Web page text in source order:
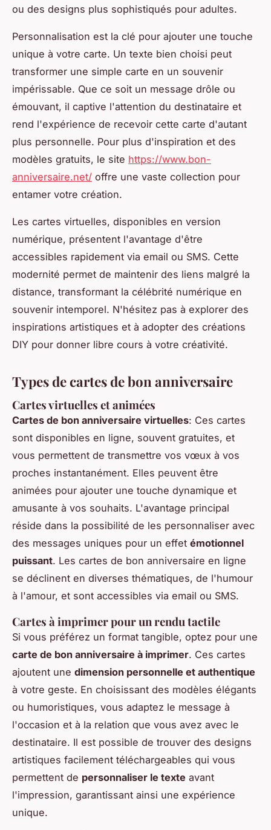
ou des designs plus sophistiqués pour adultes.
Personnalisation est la clé pour ajouter une touche
unique à votre carte. Un texte bien choisi peut
transformer une simple carte en un souvenir
impérissable. Que ce soit un message drôle ou
émouvant, il captive l'attention du destinataire et
rend l'expérience de recevoir cette carte d'autant
plus personnelle. Pour plus d'inspiration et des
modèles gratuits, le site https://www.bon-
anniversaire.net/ offre une vaste collection pour
entamer votre création.
Les cartes virtuelles, disponibles en version
numérique, présentent l'avantage d'être
accessibles rapidement via email ou SMS. Cette
modernité permet de maintenir des liens malgré la
distance, transformant la célébrité numérique en
souvenir intemporel. N'hésitez pas à explorer des
inspirations artistiques et à adopter des créations
DIY pour donner libre cours à votre créativité.
Types de cartes de bon anniversaire
Cartes virtuelles et animées
Cartes de bon anniversaire virtuelles: Ces cartes
sont disponibles en ligne, souvent gratuites, et
vous permettent de transmettre vos vœux à vos
proches instantanément. Elles peuvent être
animées pour ajouter une touche dynamique et
amusante à vos souhaits. L'avantage principal
réside dans la possibilité de les personnaliser avec
des messages uniques pour un effet émotionnel
puissant. Les cartes de bon anniversaire en ligne
se déclinent en diverses thématiques, de l'humour
à l'amour, et sont accessibles via email ou SMS.
Cartes à imprimer pour un rendu tactile
Si vous préférez un format tangible, optez pour une
carte de bon anniversaire à imprimer. Ces cartes
ajoutent une dimension personnelle et authentique
à votre geste. En choisissant des modèles élégants
ou humoristiques, vous adaptez le message à
l'occasion et à la relation que vous avez avec le
destinataire. Il est possible de trouver des designs
artistiques facilement téléchargeables qui vous
permettent de personnaliser le texte avant
l'impression, garantissant ainsi une expérience
unique.